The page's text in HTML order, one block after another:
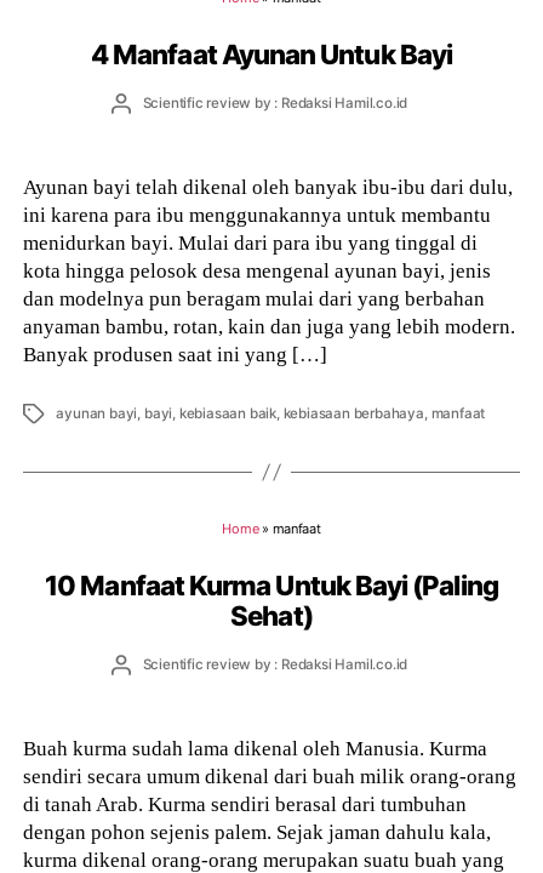
4 Manfaat Ayunan Untuk Bayi
PostScientific review by : Redaksi Hamil.co.id
Ayunan bayi telah dikenal oleh banyak ibu-ibu dari dulu,
ini karena para ibu menggunakannya untuk membantu
menidurkan bayi. Mulai dari para ibu yang tinggal di
kota hingga pelosok desa mengenal ayunan bayi, jenis
dan modelnya pun beragam mulai dari yang berbahan
anyaman bambu, rotan, kain dan juga yang lebih modern.
Banyak produsen saat ini yang […]
Tags ayunan bayi, bayi, kebiasaan baik, kebiasaan berbahaya, manfaat
Home» manfaat
10 Manfaat Kurma Untuk Bayi (Paling
Sehat)
PostScientific review by : Redaksi Hamil.co.id
Buah kurma sudah lama dikenal oleh Manusia. Kurma
sendiri secara umum dikenal dari buah milik orang-orang
di tanah Arab. Kurma sendiri berasal dari tumbuhan
dengan pohon sejenis palem. Sejak jaman dahulu kala,
kurma dikenal orang-orang merupakan suatu buah yang